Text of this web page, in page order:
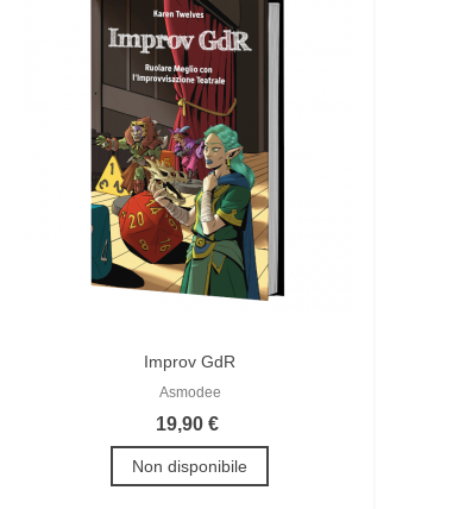
Improv GdR
Asmodee
19,90 €
Non disponibile